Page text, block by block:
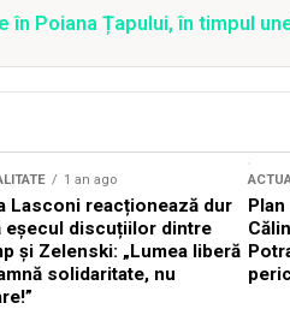
Poiana Țapului, în timpul
1 an ago
Lasconi reacționează dur
eșecul discuțiilor dintre
și Zelenski: „Lumea liberă
solidaritate, nu